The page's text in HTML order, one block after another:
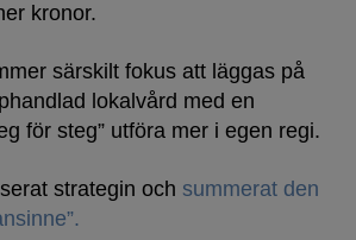
kronor.
särskilt fokus att läggas på
lokalvård med en
för steg” utföra mer i egen regi.
strategin och summerat den